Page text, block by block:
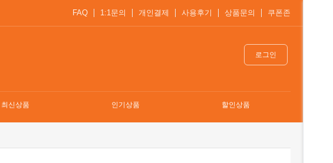
FAQ 1:1문의 개인결제 사용후기 상품문의 쿠폰존
로그인
최신상품 인기상품 할인상품